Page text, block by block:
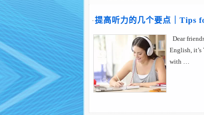
· 提高听力的几个要点｜Tips
Dear
English, it’s
with …